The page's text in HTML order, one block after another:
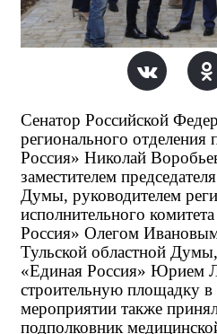
Сенатор Российской
регионального отделения
Россия» Николай
заместителем
Думы, руководителем
исполнительного
Россия» Олегом
Тульской областной
«Единая Россия» Юрием
строительную площадку
мероприятии также
подполковник